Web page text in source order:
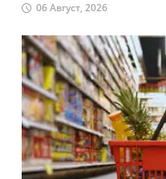
06 Август, 2026